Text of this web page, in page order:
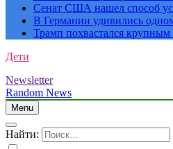
Сенат США нашел способ
В Германии удивились
Трамп похвастался
Дети
Newsletter
Random News
Menu
Найти: